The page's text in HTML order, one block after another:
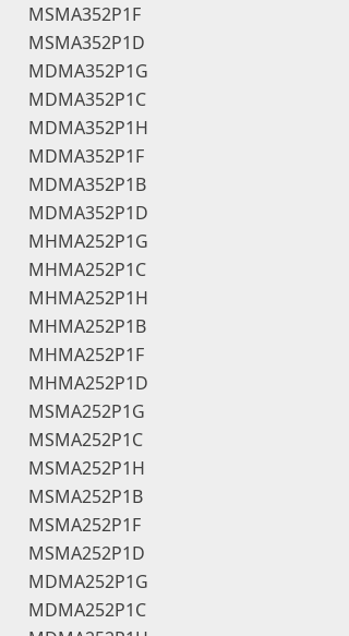
MSMA352P1F
MSMA352P1D
MDMA352P1G
MDMA352P1C
MDMA352P1H
MDMA352P1F
MDMA352P1B
MDMA352P1D
MHMA252P1G
MHMA252P1C
MHMA252P1H
MHMA252P1B
MHMA252P1F
MHMA252P1D
MSMA252P1G
MSMA252P1C
MSMA252P1H
MSMA252P1B
MSMA252P1F
MSMA252P1D
MDMA252P1G
MDMA252P1C